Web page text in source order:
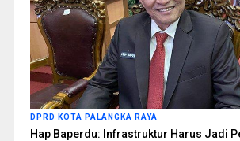
DPRD KOTA PALANGKA RAYA
Hap Baperdu: Infrastruktur Harus Jadi